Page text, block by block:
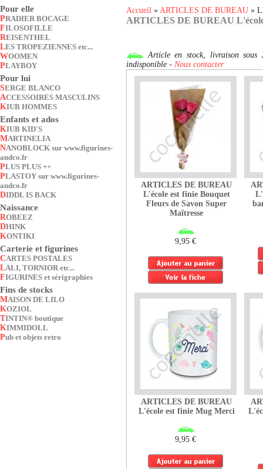
Pour elle
PRADIER BOCAGE
FILOSOFILLE
REISENTHEL
LES TROPEZIENNES etc...
WOOMEN
PLAYBOY
Pour lui
SERGE BLANCO
ACCESSOIRES MASCULINS
KIUB HOMMES
Enfants et ados
KIUB KID'S
MARTINELIA
NANOBLOCK sur www.figurines-
andco.fr
PLUS PLUS ++
PLASTOY sur www.figurines-
andco.fr
DIDDL IS BACK
Naissance
ROBEEZ
DHINK
KONTIKI
Carterie et figurines
CARTES POSTALES
LALI, TORNIOR etc...
FIGURINES et sérigraphies
Fins de stocks
MAISON DE LILO
KOZIOL
TINTIN® boutique
KIMMIDOLL
Pub et objets retro
Accueil » ARTICLES DE BUREAU »
ARTICLES DE BUREAU
Article en stock, livraison
indisponible - Nous contacter
ARTICLES DE BUREAU
L'école est finie Bouquet
Fleurs de Savon Super
Maîtresse
9,95 €
ARTICLES DE BUREAU
L'école est finie Mug Merci
9,95 €